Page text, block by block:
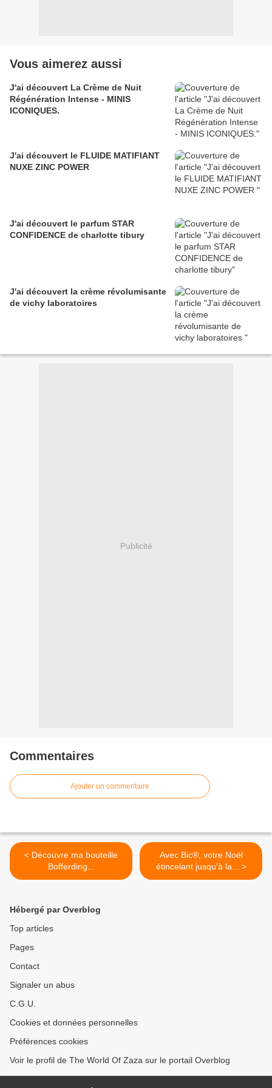
Vous aimerez aussi
J'ai découvert La Crème de Nuit
Régénération Intense - MINIS
ICONIQUES.
J'ai découvert le FLUIDE MATIFIANT
NUXE ZINC POWER
J'ai découvert le parfum STAR
CONFIDENCE de charlotte tibury
J'ai découvert la crème révolumisante
de vichy laboratoires
Publicité
Commentaires
Ajouter un commentaire
< Découvre ma bouteille
Bofferding...
Avec Bic®, votre Noël
étincelant jusqu'à la... >
Hébergé par Overblog
Top articles
Pages
Contact
Signaler un abus
C.G.U.
Cookies et données personnelles
Préférences cookies
Voir le profil de The World Of Zaza sur le portail Overblog